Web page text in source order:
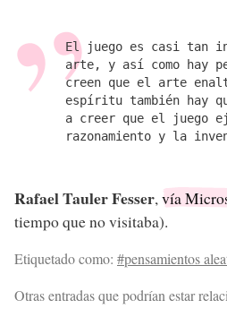
El juego es casi tan
arte, y así como hay
creen que el arte
espíritu también hay
a creer que el juego
razonamiento y la
Rafael Tauler Fesser,vía
tiempo que no visitaba).
Etiquetado como: #pensamientos
Otras entradas que podrían estar